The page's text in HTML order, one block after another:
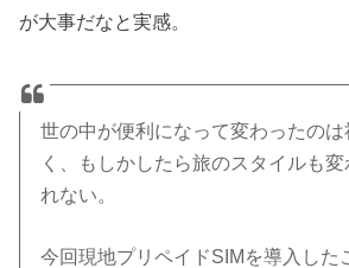
が大事だなと実感。
世の中が便利になって変わったの
く、もしかしたら旅のスタイルも
れない。
今回現地プリペイドSIMを導入した